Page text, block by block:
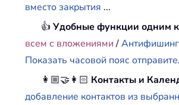
вместо закрытия ...
👍Удобные функции одним
всем с вложениями /
Показать часовой пояс
👩🏼‍🤝‍👩🏻 Контакты и
добавление контактов из